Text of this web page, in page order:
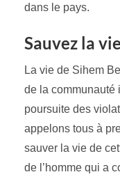
dans le pays.
Sauvez la
La vie de Sihem
de la communauté
poursuite des
appelons tous à
sauver la vie de
de l’homme qui a